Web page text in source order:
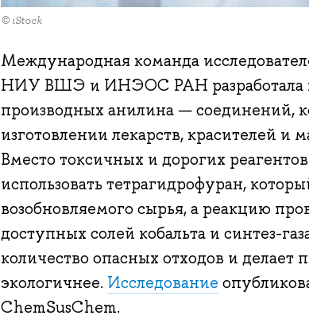
© iStock
Международная команда
НИУ ВШЭ и ИНЭОС РАН разработала
производных анилина — соединений,
изготовлении лекарств, красителей и
Вместо токсичных и дорогих
использовать тетрагидрофуран,
возобновляемого сырья, а реакцию
доступных солей кобальта и синтез-
количество опасных отходов и делает
экологичнее. Исследование
ChemSusChem.